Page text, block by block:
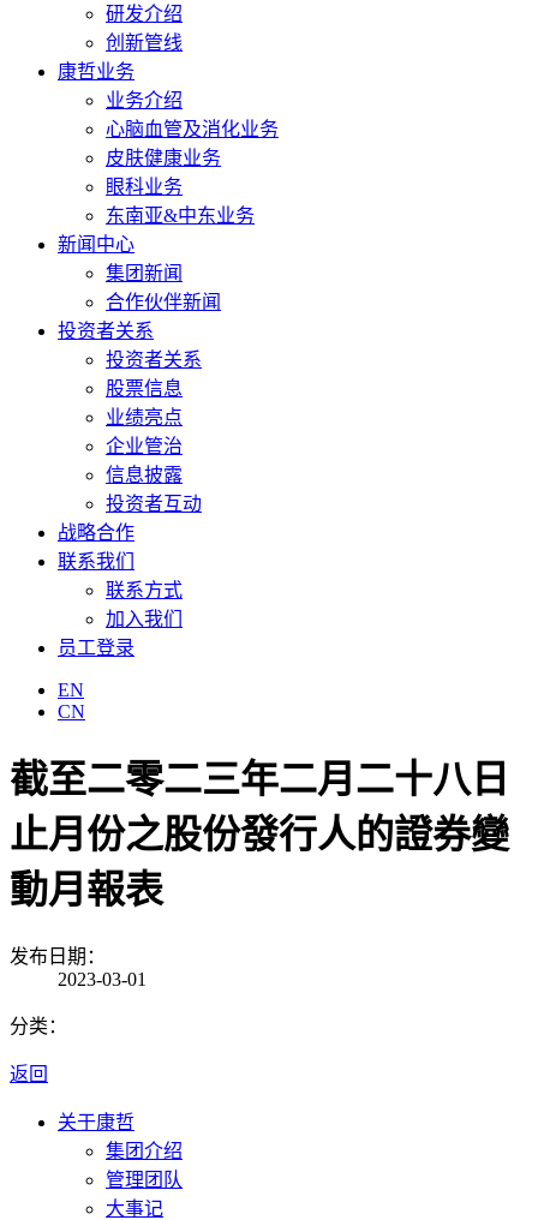
研发介绍
创新管线
康哲业务
业务介绍
心脑血管及消化业务
皮肤健康业务
眼科业务
东南亚&中东业务
新闻中心
集团新闻
合作伙伴新闻
投资者关系
投资者关系
股票信息
业绩亮点
企业管治
信息披露
投资者互动
战略合作
联系我们
联系方式
加入我们
员工登录
EN
CN
截至二零二三年二月二十八日
止月份之股份發行人的證券變
動月報表
发布日期：
2023-03-01
分类：
返回
关于康哲
集团介绍
管理团队
大事记